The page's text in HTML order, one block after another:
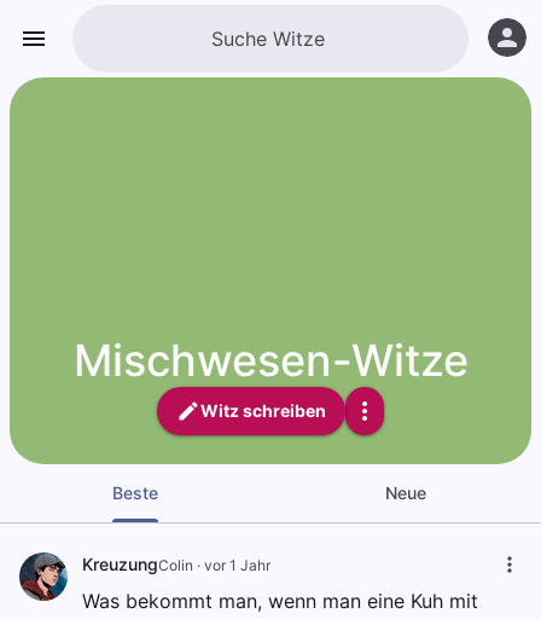
Mischwesen-Witze
Witz schreiben
Beste Neue
KreuzungColin · vor 1 Jahr
Was bekommt man, wenn man eine Kuh mit